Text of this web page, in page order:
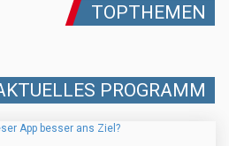
TOPTHEMEN
PROGRAMM